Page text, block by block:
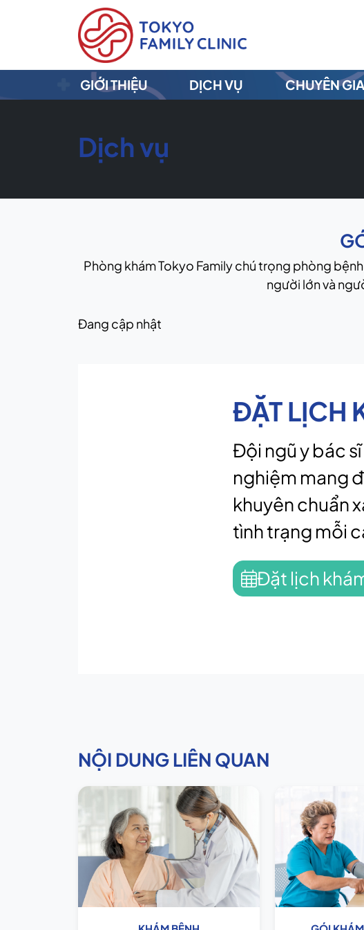
GIỚI THIỆU DỊCH VỤ CHUYÊN
Dịch vụ
Phòng khám Tokyo Family chú trọng phòng
người lớn và
Đang cập nhật
ĐẶT LỊCH
Đội ngũ y bác
nghiệm mang
khuyên chuẩn
tình trạng mỗi
Đặt lịch
NỘI DUNG LIÊN QUAN